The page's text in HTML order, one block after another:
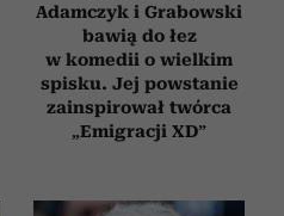
Adamczyk i Grabowski
bawią do łez
w komedii o wielkim
spisku. Jej powstanie
zainspirował twórca
„Emigracji XD”